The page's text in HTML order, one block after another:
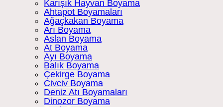
Karışık Hayvan Boyama
Ahtapot Boyamaları
Ağaçkakan Boyama
Arı Boyama
Aslan Boyama
At Boyama
Ayı Boyama
Balık Boyama
Çekirge Boyama
Civciv Boyama
Deniz Atı Boyamaları
Dinozor Boyama